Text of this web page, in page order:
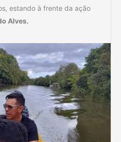
estando à frente da ação
Alves.